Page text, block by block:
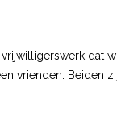
dat
vrienden. Beiden